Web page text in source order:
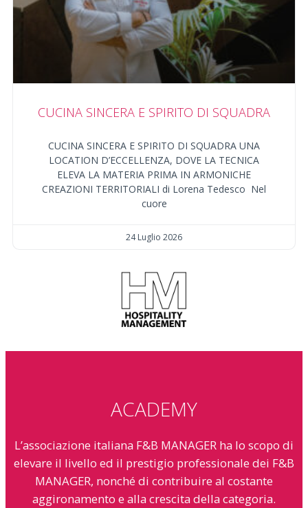
CUCINA SINCERA E SPIRITO DI SQUADRA
CUCINA SINCERA E SPIRITO DI SQUADRA UNA
LOCATION D’ECCELLENZA, DOVE LA TECNICA
ELEVA LA MATERIA PRIMA IN ARMONICHE
CREAZIONI TERRITORIALI di Lorena Tedesco Nel
cuore
24 Luglio 2026
ACADEMY
L’associazione italiana F&B MANAGER ha lo scopo di
elevare il livello ed il prestigio professionale dei F&B
MANAGER, nonché di contribuire al costante
aggironamento e alla crescita della categoria.